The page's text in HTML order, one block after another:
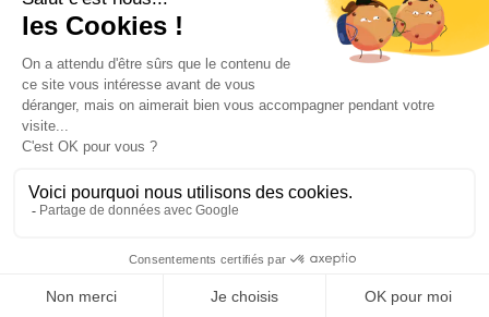
sur les réseaux
Mentions légales
Conditions générales de vente
Mécanisé avec ⬣ par Le Petit Garage